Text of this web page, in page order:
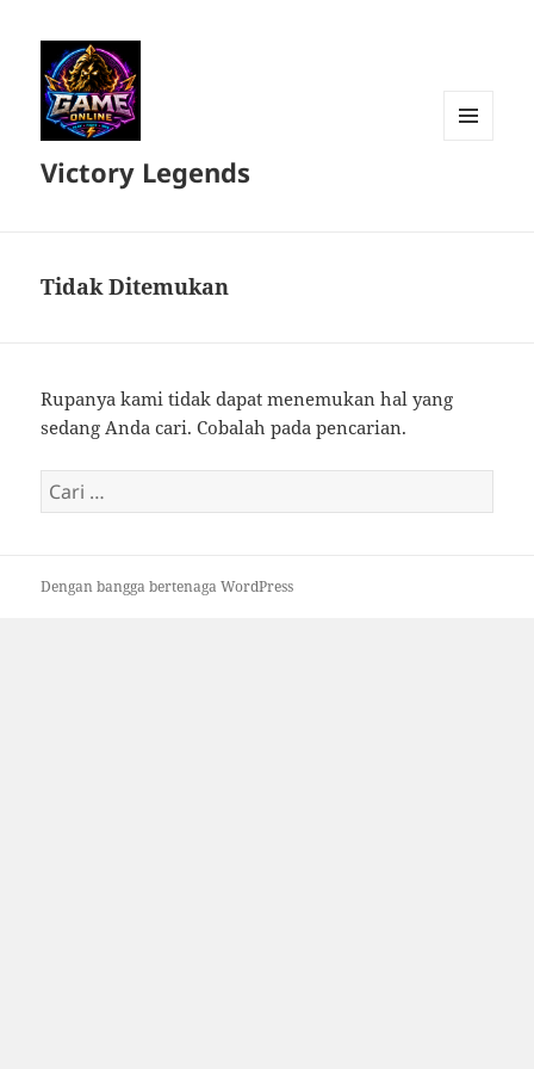
Victory Legends
Tidak Ditemukan
Rupanya kami tidak dapat menemukan hal yang
sedang Anda cari. Cobalah pada pencarian.
Cari
untuk:
Dengan bangga bertenaga WordPress